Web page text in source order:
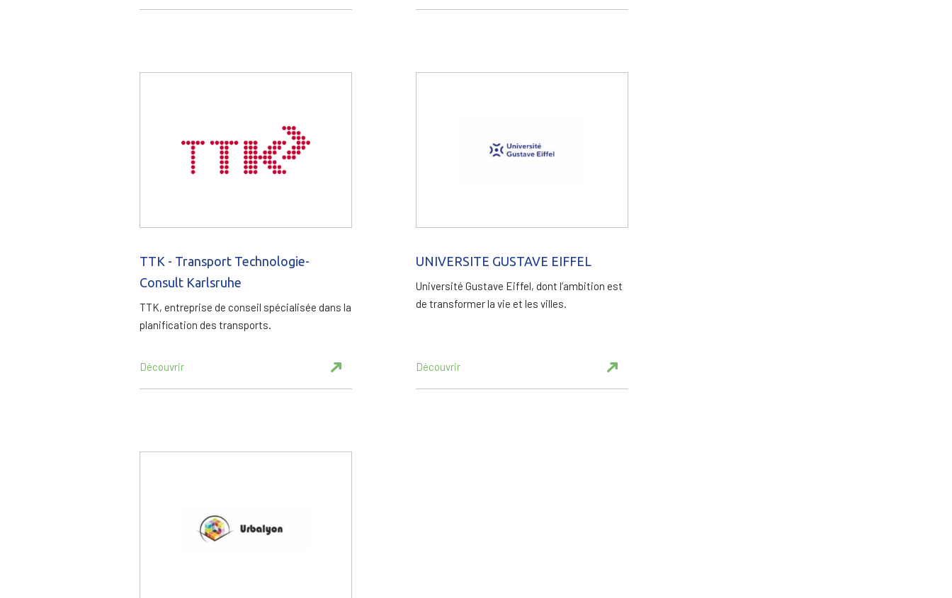
TTK - Transport Technologie-
Consult Karlsruhe
TTK, entreprise de conseil spécialisée dans la
planification des transports.
Découvrir
UNIVERSITE GUSTAVE EIFFEL
Université Gustave Eiffel, dont l’ambition est
de transformer la vie et les villes.
Découvrir